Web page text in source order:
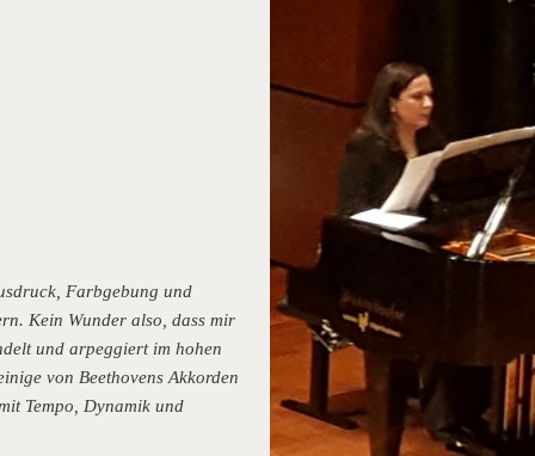
Farbgebung und
Kein Wunder also, dass mir
und arpeggiert im hohen
von Beethovens Akkorden
Tempo, Dynamik und